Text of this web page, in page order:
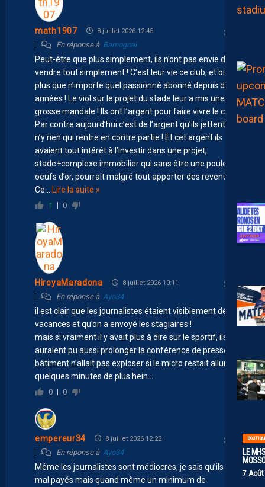
LE
7
math1907 8 juillet 2026 12:45
En réponse à Bamogoal
Peut-être que plus simplement, ils n’ont pas envie de
vendre tout simplement ! C’est leur vie ce club, et bien
plus que n’importe quel passionné abonné depuis des
années ! Le viol sur le projet du stade leur a mis une
grosse mandale ! Ils ont l’argent pour faire vivre le club!!
Par contre aujourd’hui c’est de l’argent qu’ils jettent car il
n’y rien qui rentre en contre partie ! Et cet argent ils
avaient tout intérêt à l’investir dans une projet,
stade+complexe immobilier qui sans être une poule aux
oeufs d’or, pourrait malgré tout apporter des revenus !
Ce
Lire la suite »
1 0
HiroyaMaradona 8 juillet 2026 10:11
En réponse à Ayo34
il est clair que les journalistes étaient visiblement déjà en
vacances et qu’on a envoyé les stagiaires !
mais si vraiment il y avait plus à dire sur le sportif, ils
auraient pu aussi prolonger la conférence de presse, le
bâtiment n’allait pas exploser si le micro restait allumé
quelques minutes de plus hein…
0 0
empereur34 8 juillet 2026 12:22
En réponse à Ayo34
Même les journalistes sont médiocres, je sais qu’ils sont
mal payés mais quand même un minimum de